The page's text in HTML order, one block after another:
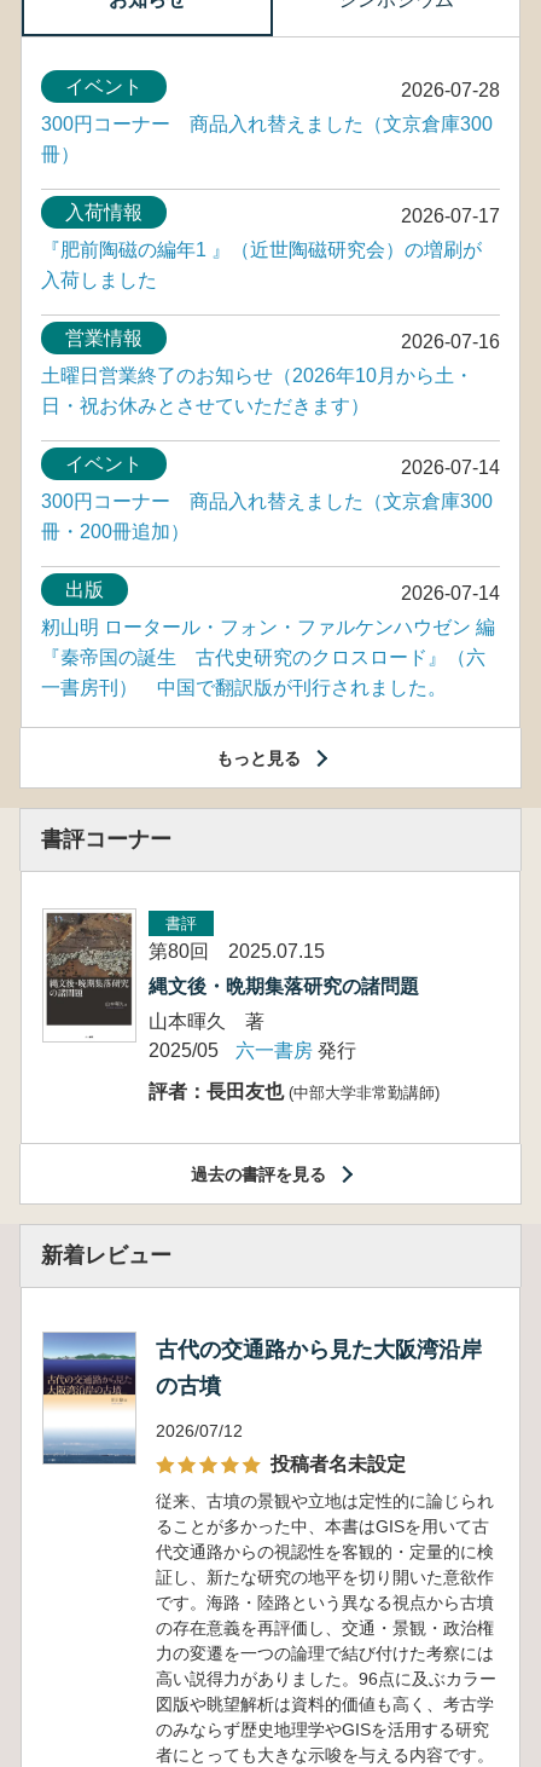
2026-07-28
イベント
300円コーナー 商品入れ替えました（文京倉庫300
冊）
2026-07-17
入荷情報
『肥前陶磁の編年1 』（近世陶磁研究会）の増刷が
入荷しました
2026-07-16
営業情報
土曜日営業終了のお知らせ（2026年10月から土・
日・祝お休みとさせていただきます）
2026-07-14
イベント
300円コーナー 商品入れ替えました（文京倉庫300
冊・200冊追加）
2026-07-14
出版
籾山明 ロータール・フォン・ファルケンハウゼン 編
『秦帝国の誕生 古代史研究のクロスロード』（六
一書房刊） 中国で翻訳版が刊行されました。
もっと見る
書評コーナー
書評
第80回 2025.07.15
縄文後・晩期集落研究の諸問題
山本暉久 著
2025/05
六一書房 発行
評者：長田友也 (中部大学非常勤講師)
過去の書評を見る
新着レビュー
古代の交通路から見た大阪湾沿岸
の古墳
2026/07/12
投稿者名未設定
従来、古墳の景観や立地は定性的に論じられ
ることが多かった中、本書はGISを用いて古
代交通路からの視認性を客観的・定量的に検
証し、新たな研究の地平を切り開いた意欲作
です。海路・陸路という異なる視点から古墳
の存在意義を再評価し、交通・景観・政治権
力の変遷を一つの論理で結び付けた考察には
高い説得力がありました。96点に及ぶカラー
図版や眺望解析は資料的価値も高く、考古学
のみならず歴史地理学やGISを活用する研究
者にとっても大きな示唆を与える内容です。